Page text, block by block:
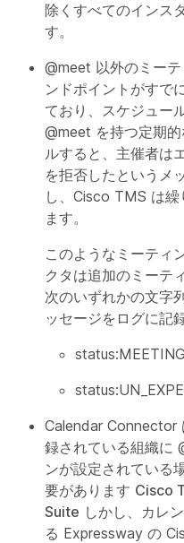
除くすべてのインス
す。
@meet 以外のミー
ンドポイントがす
ており、スケジュー
@meet を持つ定期
ルすると、主催者は
を拒否したというメ
し、Cisco TMS は
ます。
このようなミーティ
クタは追加のミーテ
次のいずれかの文字
ッセージをログに記
Calendar Connector
録されている組織に
ンが設定されている
要があります Cisco
Suite しかし、カレ
る Expressway の